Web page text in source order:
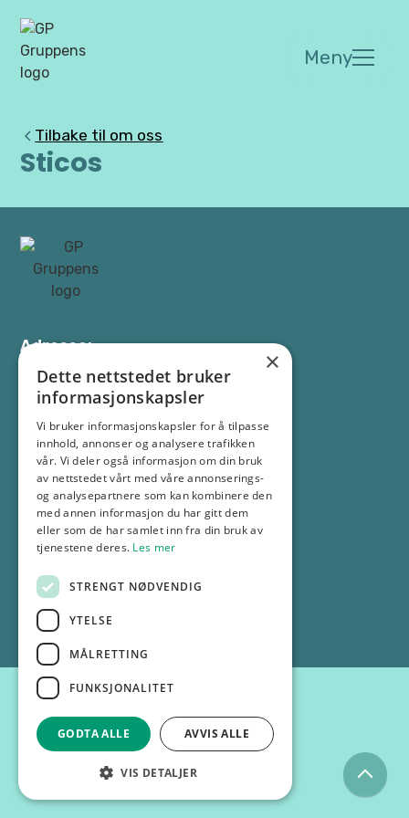
Meny
Tilbake til om oss
Sticos
Adresse:
Os allé 13, 1777 Halden
Kontakt:
69 18 30 00
info@gp.no
Selskapsinformasjon
© 2025 GP
×
Dette nettstedet bruker
informasjonskapsler
Vi bruker informasjonskapsler for å tilpasse
innhold, annonser og analysere trafikken
vår. Vi deler også informasjon om din bruk
av nettstedet vårt med våre annonserings-
og analysepartnere som kan kombinere den
med annen informasjon du har gitt dem
eller som de har samlet inn fra din bruk av
tjenestene deres. Les mer
STRENGT NØDVENDIG
YTELSE
MÅLRETTING
FUNKSJONALITET
GODTA ALLE AVVIS ALLE
VIS DETALJER